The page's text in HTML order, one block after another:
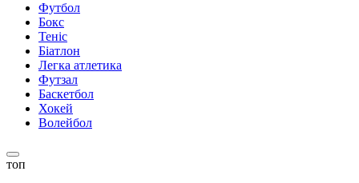
Футбол
Бокс
Теніс
Біатлон
Легка атлетика
Футзал
Баскетбол
Хокей
Волейбол
топ